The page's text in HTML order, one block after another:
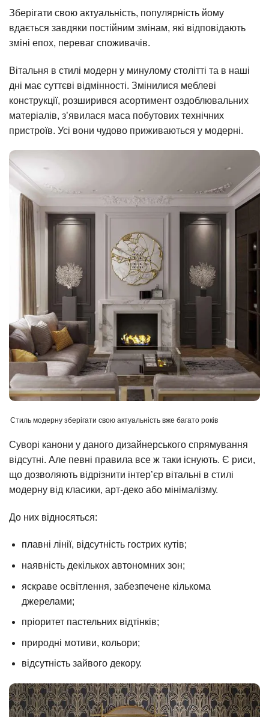
Зберігати свою актуальність, популярність йому
вдається завдяки постійним змінам, які відповідають
зміні епох, переваг споживачів.
Вітальня в стилі модерн у минулому столітті та в наші
дні має суттєві відмінності. Змінилися меблеві
конструкції, розширився асортимент оздоблювальних
матеріалів, з’явилася маса побутових технічних
пристроїв. Усі вони чудово приживаються у модерні.
Стиль модерну зберігати свою актуальність вже багато років
Суворі канони у даного дизайнерського спрямування
відсутні. Але певні правила все ж таки існують. Є риси,
що дозволяють відрізнити інтер’єр вітальні в стилі
модерну від класики, арт-деко або мінімалізму.
До них відносяться:
плавні лінії, відсутність гострих кутів;
наявність декількох автономних зон;
яскраве освітлення, забезпечене кількома
джерелами;
пріоритет пастельних відтінків;
природні мотиви, кольори;
відсутність зайвого декору.